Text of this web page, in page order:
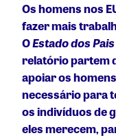
Os homens nos
fazer mais
OEstado dos
relatório partem
apoiar os
necessário para
os indivíduos de
eles merecem,